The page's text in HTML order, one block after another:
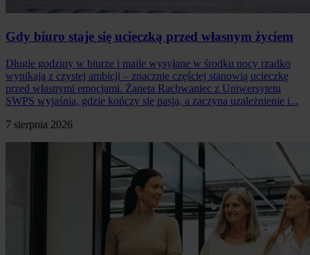
Gdy biuro staje się ucieczką przed własnym życiem
Długie godziny w biurze i maile wysyłane w środku nocy rzadko
wynikają z czystej ambicji – znacznie częściej stanowią ucieczkę
przed własnymi emocjami. Żaneta Rachwaniec z Uniwersytetu
SWPS wyjaśnia, gdzie kończy się pasja, a zaczyna uzależnienie i...
7 sierpnia 2026